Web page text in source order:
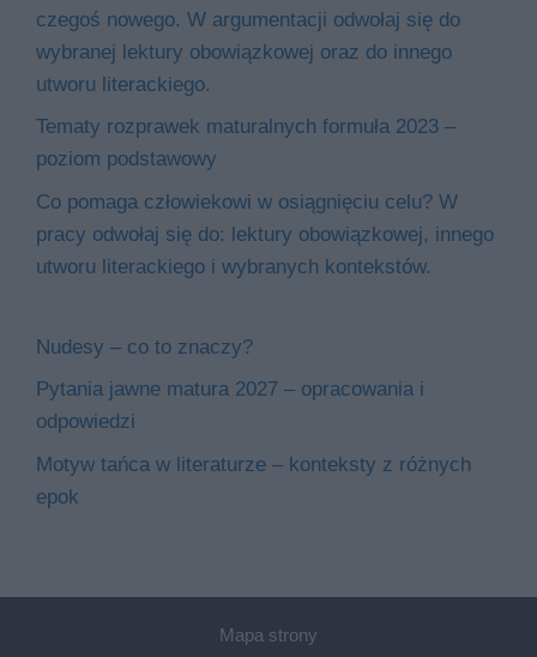
czegoś nowego. W argumentacji odwołaj się do
wybranej lektury obowiązkowej oraz do innego
utworu literackiego.
Tematy rozprawek maturalnych formuła 2023 –
poziom podstawowy
Co pomaga człowiekowi w osiągnięciu celu? W
pracy odwołaj się do: lektury obowiązkowej, innego
utworu literackiego i wybranych kontekstów.
Nudesy – co to znaczy?
Pytania jawne matura 2027 – opracowania i
odpowiedzi
Motyw tańca w literaturze – konteksty z różnych
epok
Mapa strony